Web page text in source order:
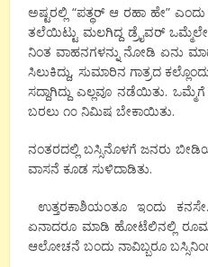
ಅಷ್ಟರಲ್ಲಿ “ಪತ್ಥರ್ ಆ ರಹಾ ಹೇ”
ತಲೆಯಿಟ್ಟು ಮಲಗಿದ್ದ ಡ್ರೈವರ್
ನಿಂತ ವಾಹನಗಳನ್ನು ನೋಡಿ ಏನು
ಸಿಲುಕಿದ್ದು, ಸುಮಾರಿನ ಗಾತ್ರದ
ಸದ್ದಾಗಿದ್ದು ಎಲ್ಲವೂ ನಡೆಯಿತು.
ಬರಲು ೧೦ ನಿಮಿಷ ಬೇಕಾಯಿತು.
ನಂತರದಲ್ಲಿ ಬಸ್ಸಿನೊಳಗೆ ಜನರು
ವಾಸನೆ ಕೂಡ ಸುಳಿದಾಡಿತು.
ಉತ್ತರಕಾಶಿಯಂತೂ ಇಂದು
ಏನಾದರೂ ಮಾಡಿ ಹೋಟೆಲಿನಲ್ಲಿ
ಆಲೋಚನೆ ಬಂದು ನಾವಿಬ್ಬರೂ